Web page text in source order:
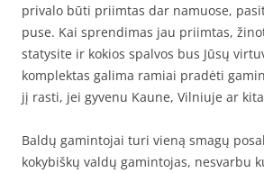
privalo būti priimtas dar namuose,
puse. Kai sprendimas jau priimtas,
statysite ir kokios spalvos bus Jūsų
komplektas galima ramiai pradėti
jį rasti, jei gyvenu Kaune, Vilniuje ar
Baldų gamintojai turi vieną smagų
kokybiškų valdų gamintojas, nesvarbu